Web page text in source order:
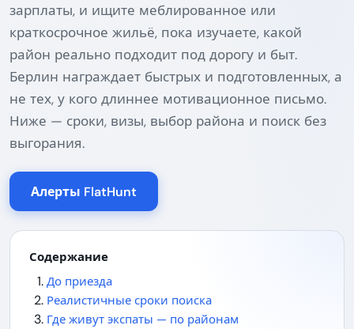
зарплаты, и ищите меблированное или
краткосрочное жильё, пока изучаете, какой
район реально подходит под дорогу и быт.
Берлин награждает быстрых и подготовленных, а
не тех, у кого длиннее мотивационное письмо.
Ниже — сроки, визы, выбор района и поиск без
выгорания.
Алерты FlatHunt
Содержание
До приезда
Реалистичные сроки поиска
Где живут экспаты — по районам